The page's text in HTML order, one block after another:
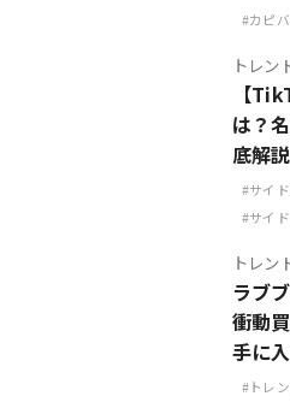
カピ
トレン
【
は？
底解
サイ
サイ
トレン
ラブ
衝動
手に
トレ